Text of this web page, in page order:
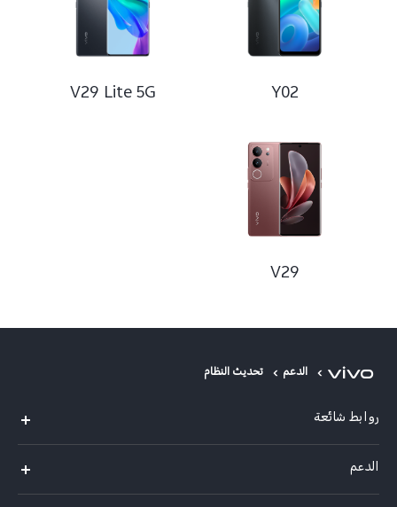
Y02
V29 Lite 5G
V29
الدعم تحديث النظام
روابط شائعة
X300 (New)
الدعم